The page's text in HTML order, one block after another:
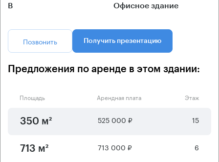
B Офисное здание
Позвонить Получить презентацию
Предложения по аренде в этом здании:
Площадь Арендная плата Этаж
350 м² 525 000 ₽ 15
713 м² 713 000 ₽ 6